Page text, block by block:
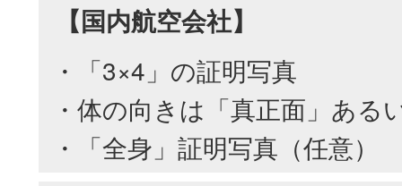
【国内航空会社】
・「3×4」の証明写真
・体の向きは「真正面」ある
・「全身」証明写真（任意）